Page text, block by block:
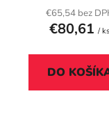
€65,54 bez
€80,61 / ks
DO